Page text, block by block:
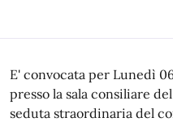
Descrizione
E' convocata per Lunedì
presso la sala consiliare
seduta straordinaria del